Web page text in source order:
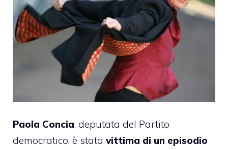
Paola Concia, deputata del Partito
democratico, è stata vittima di un episodio